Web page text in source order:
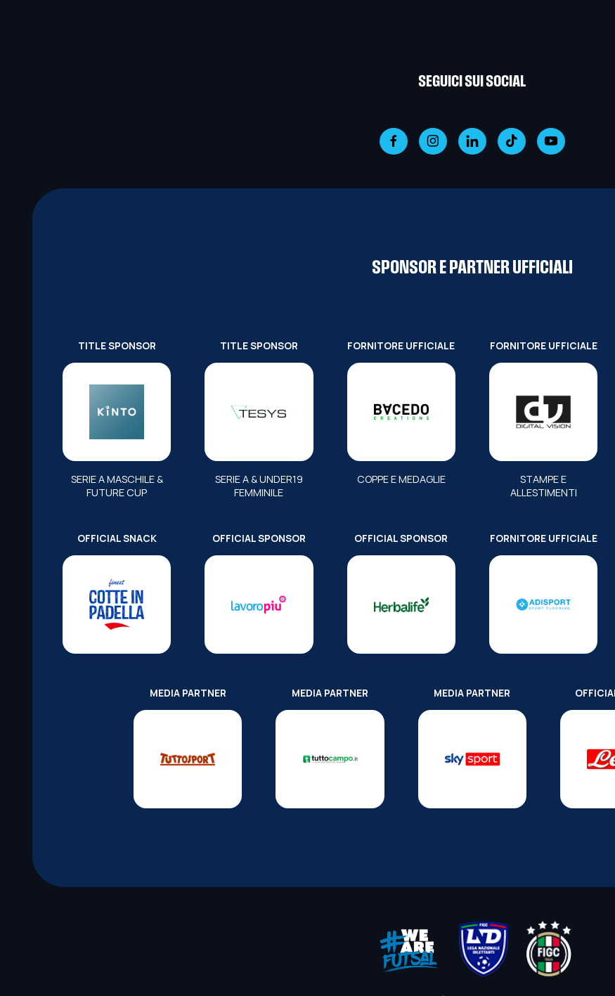
SEGUICI SUI SOCIAL
SPONSOR E PARTNER UFFICIALI
TITLE SPONSOR
SERIE A MASCHILE &
FUTURE CUP
TITLE SPONSOR
SERIE A & UNDER19
FEMMINILE
FORNITORE UFFICIALE
COPPE E MEDAGLIE
FORNITORE UFFICIALE
STAMPE E
ALLESTIMENTI
OFFICIAL SNACK OFFICIAL SPONSOR OFFICIAL SPONSOR FORNITORE UFFICIALE
MEDIA PARTNER MEDIA PARTNER MEDIA PARTNER